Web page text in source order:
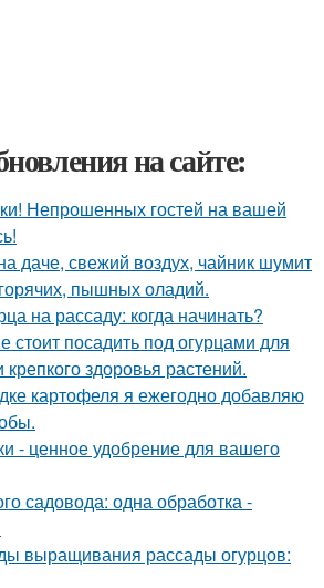
на сайте:
Непрошенных гостей на вашей
даче, свежий воздух, чайник шумит
пышных оладий.
на рассаду: когда начинать?
стоит посадить под огурцами для
здоровья растений.
картофеля я ежегодно добавляю
- ценное удобрение для вашего
садовода: одна обработка -
выращивания рассады огурцов: